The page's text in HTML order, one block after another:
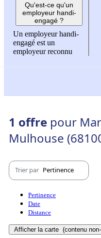
Qu'est-ce qu'un
employeur handi-
engagé ?
Un employeur handi-
engagé est un
employeur reconnu
1 offre pour
Mulhouse
Trier par Pertinence
Pertinence
Date
Distance
Afficher la carte (contenu